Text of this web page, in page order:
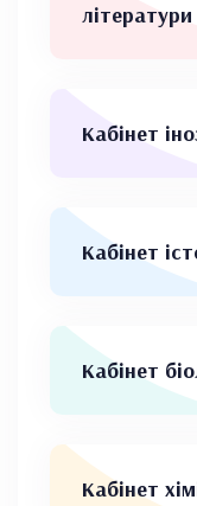
літератури
Кабінет
Кабінет
Кабінет
Кабінет